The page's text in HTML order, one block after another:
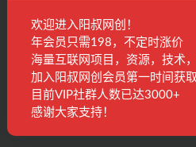
系客服进行处理。
小红书
收藏 海报
欢迎进入阳叔网创！
年会员只需198，不定时涨价
海量互联网项目，资源，技术
加入阳叔网创会员第一时间获
目前VIP社群人数已达3000+
感谢大家支持！